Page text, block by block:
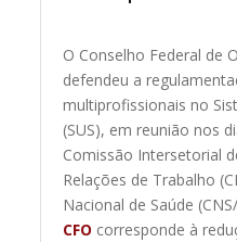
O Conselho Federal de
defendeu a
multiprofissionais no
(SUS), em reunião nos
Comissão Intersetorial
Relações de Trabalho
Nacional de Saúde
CFO corresponde à